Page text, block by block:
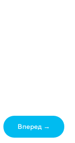
Вперед →